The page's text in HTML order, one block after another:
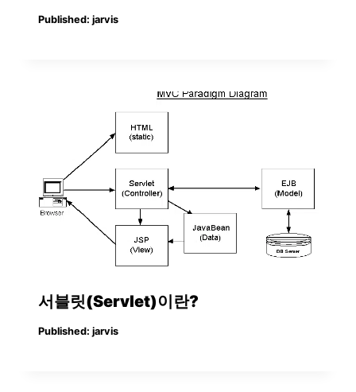
Published: jarvis
서블릿(Servlet)이란?
Published: jarvis